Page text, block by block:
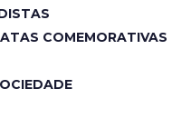
COMEMORATIVAS